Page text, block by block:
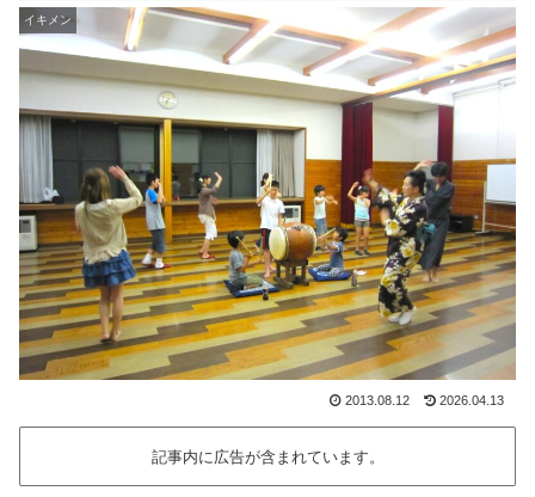
イキメン
2013.08.12 2026.04.13
記事内に広告が含まれています。